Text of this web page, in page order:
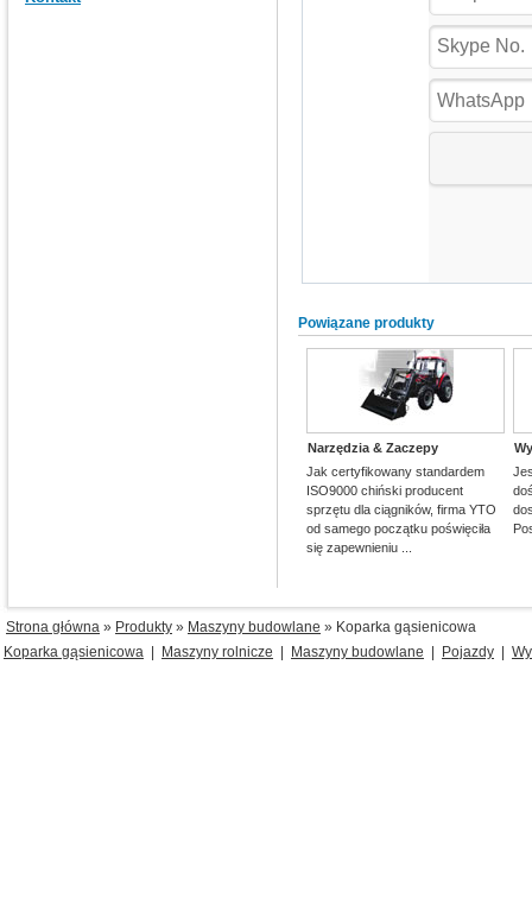
Powiązane produkty
Narzędzia & Zaczepy
Jak certyfikowany standardem
ISO9000 chiński producent
sprzętu dla ciągników, firma YTO
od samego początku poświęciła
się zapewnieniu ...
Strona główna » Produkty » Maszyny budowlane » Koparka gąsienicowa
Koparka gąsienicowa
Maszyny rolnicze Maszyny budowlane Pojazdy